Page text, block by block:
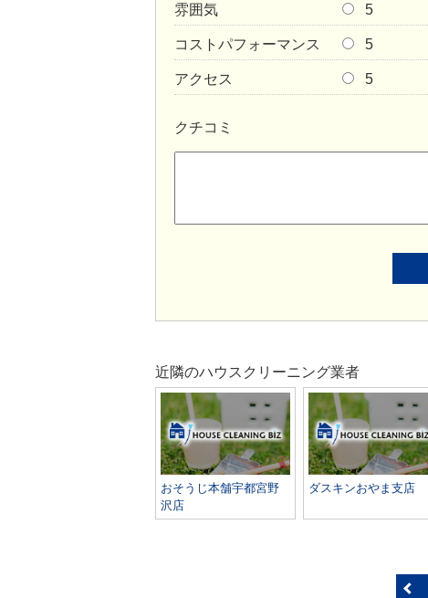
雰囲気 5
コストパフォーマンス 5
アクセス 5
クチコミ
近隣のハウスクリーニング業者
おそうじ本舗宇都宮野
沢店
ダスキンおやま支店